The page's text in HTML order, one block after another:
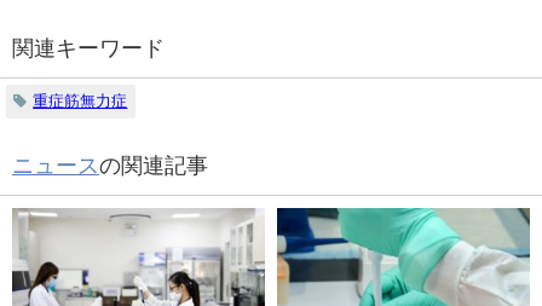
関連キーワード
重症筋無力症
ニュースの関連記事